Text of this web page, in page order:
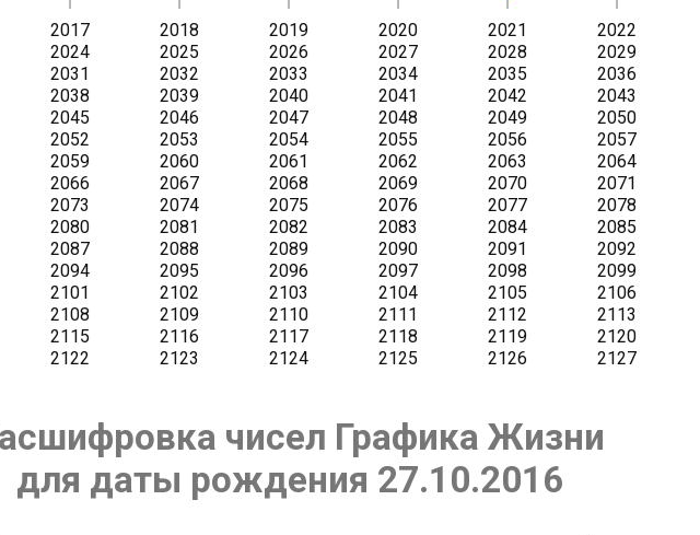
чисел Графика Жизни
для даты рождения 27.10.2016